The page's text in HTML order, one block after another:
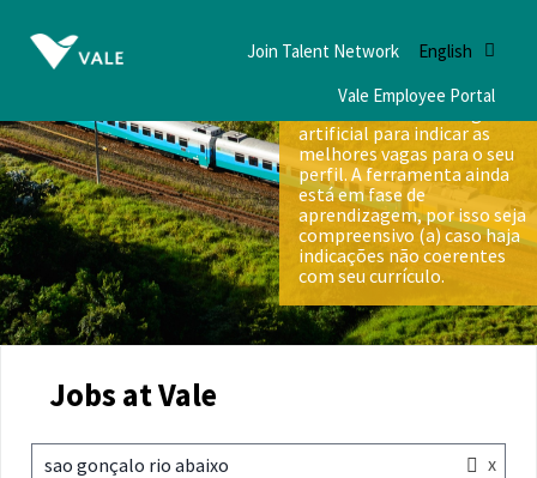
English
Join Talent Network
Vale Employee Portal
Nós utilizamos inteligência
artificial para indicar as
melhores vagas para o seu
perfil. A ferramenta ainda
está em fase de
aprendizagem, por isso seja
compreensivo (a) caso haja
indicações não coerentes
com seu currículo.
Jobs at Vale
sao gonçalo rio abaixo x